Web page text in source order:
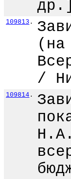
109813 .
/
109814 .